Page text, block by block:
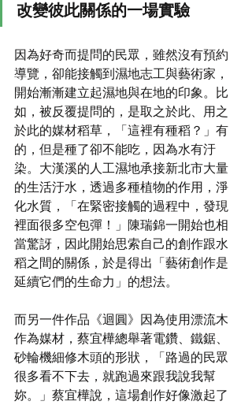
改變彼此關係的一場實驗
因為好奇而提問的民眾，雖然沒有預約
導覽，卻能接觸到濕地志工與藝術家，
開始漸漸建立起濕地與在地的印象。比
如，被反覆提問的，是取之於此、用之
於此的媒材稻草，「這裡有種稻？」有
的，但是種了卻不能吃，因為水有汙
染。大漢溪的人工濕地承接新北市大量
的生活汙水，透過多種植物的作用，淨
化水質，「在緊密接觸的過程中，發現
裡面很多空包彈！」陳瑞錦一開始也相
當驚訝，因此開始思索自己的創作跟水
稻之間的關係，於是得出「藝術創作是
延續它們的生命力」的想法。
而另一件作品《迴圓》因為使用漂流木
作為媒材，蔡宜樺總舉著電鑽、鐵鋸、
砂輪機細修木頭的形狀，「路過的民眾
很多看不下去，就跑過來跟我說我幫
妳。」蔡宜樺說，這場創作好像激起了